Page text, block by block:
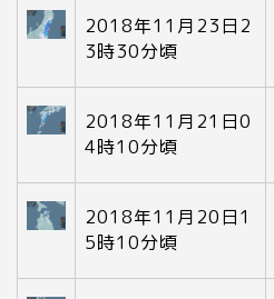
2018年11月23日2
3時30分頃
2018年11月21日0
4時10分頃
2018年11月20日1
5時10分頃